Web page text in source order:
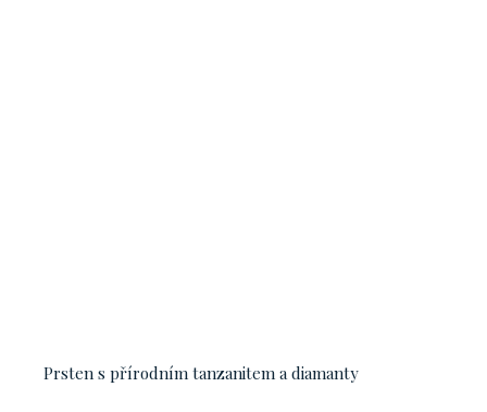
Prsten s přírodním tanzanitem a diamanty